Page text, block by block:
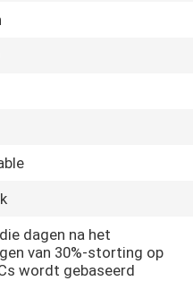
dagen na het
van 30%-storting op
wordt gebaseerd